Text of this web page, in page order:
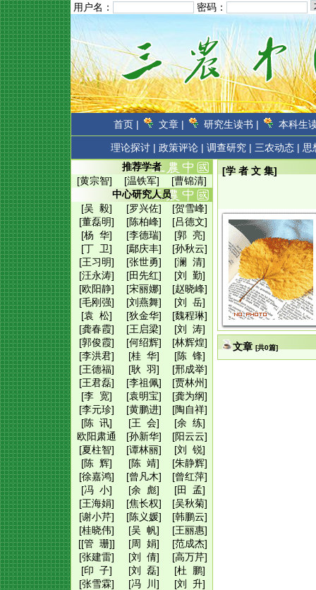
用户名： 密码：
首页 | 文章 | 研究生读书 | 本科生
理论探讨 | 政策评论 | 调查研究 | 三农动态 | 思
[学 者 文 集]
文章 [共0篇]
推荐学者
[黄宗智]
[温铁军]
[曹锦清]
中心研究人员
[吴 毅]
[罗兴佐]
[贺雪峰]
[董磊明]
[陈柏峰]
[吕德文]
[杨 华]
[李德瑞]
[郭 亮]
[丁 卫]
[鄢庆丰]
[孙秋云]
[王习明]
[张世勇]
[澜 清]
[汪永涛]
[田先红]
[刘 勤]
[欧阳静]
[宋丽娜]
[赵晓峰]
[毛刚强]
[刘燕舞]
[刘 岳]
[袁 松]
[狄金华]
[魏程琳]
[龚春霞]
[王启梁]
[刘 涛]
[郭俊霞]
[何绍辉]
[林辉煌]
[李洪君]
[桂 华]
[陈 锋]
[王德福]
[耿 羽]
[邢成举]
[王君磊]
[李祖佩]
[贾林州]
[李 宽]
[袁明宝]
[龚为纲]
[李元珍]
[黄鹏进]
[陶自祥]
[陈 讯]
[王 会]
[余 练]
欧阳肃通
[孙新华]
[阳云云]
[夏柱智]
[谭林丽]
[刘 锐]
[陈 辉]
[陈 靖]
[朱静辉]
[徐嘉鸿]
[曾凡木]
[曾红萍]
[冯 小]
[余 彪]
[田 孟]
[王海娟]
[焦长权]
[吴秋菊]
[谢小芹]
[陈义媛]
[韩鹏云]
[桂晓伟]
[吴 帆]
[王丽惠]
[[管 珊]]
[周 娟]
[范成杰]
[张建雷]
[刘 倩]
[高万芹]
[印 子]
[刘 磊]
[杜 鹏]
[张雪霖]
[冯 川]
[刘 升]